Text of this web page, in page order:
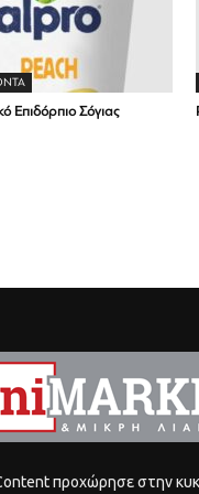
Επιδόρπιο Σόγιας
προχώρησε στην